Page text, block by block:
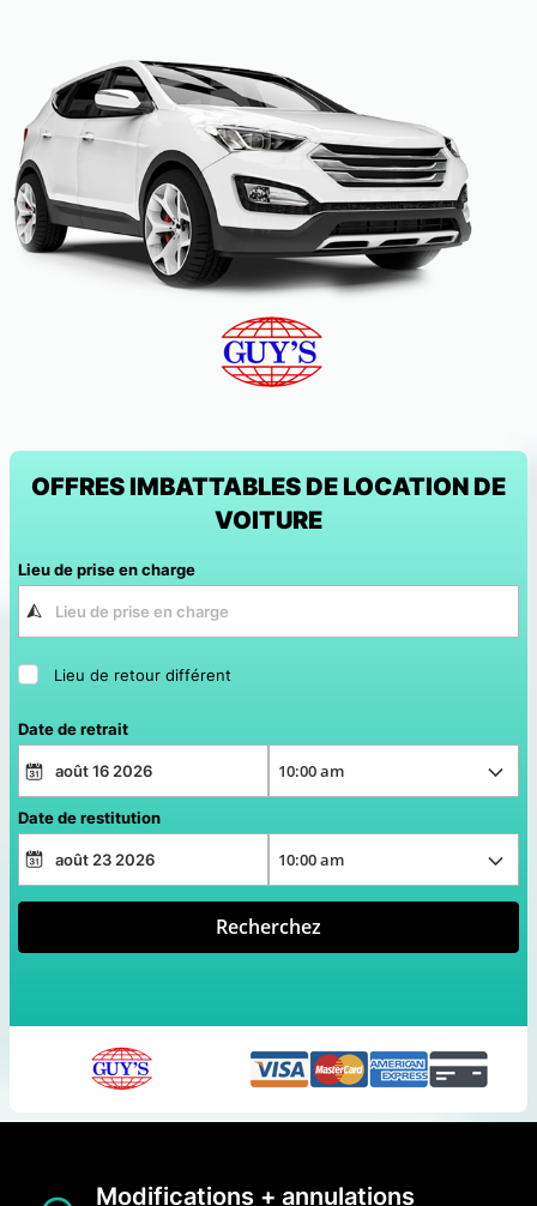
OFFRES IMBATTABLES DE LOCATION DE
VOITURE
Lieu de prise en charge
Lieu de retour différent
Date de retrait
Date de restitution
Recherchez
Modifications + annulations